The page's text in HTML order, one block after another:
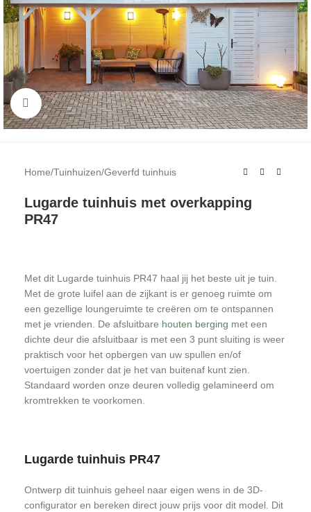
Klik om te vergroten
Home/Tuinhuizen/Geverfd tuinhuis
Lugarde tuinhuis met overkapping
PR47
Met dit Lugarde tuinhuis PR47 haal jij het beste uit je tuin.
Met de grote luifel aan de zijkant is er genoeg ruimte om
een gezellige loungeruimte te creëren om te ontspannen
met je vrienden. De afsluitbare houten berging met een
dichte deur die afsluitbaar is met een 3 punt sluiting is weer
praktisch voor het opbergen van uw spullen en/of
voertuigen zonder dat je het van buitenaf kunt zien.
Standaard worden onze deuren volledig gelamineerd om
kromtrekken te voorkomen.
Lugarde tuinhuis PR47
Ontwerp dit tuinhuis geheel naar eigen wens in de 3D-
configurator en bereken direct jouw prijs voor dit model. Dit